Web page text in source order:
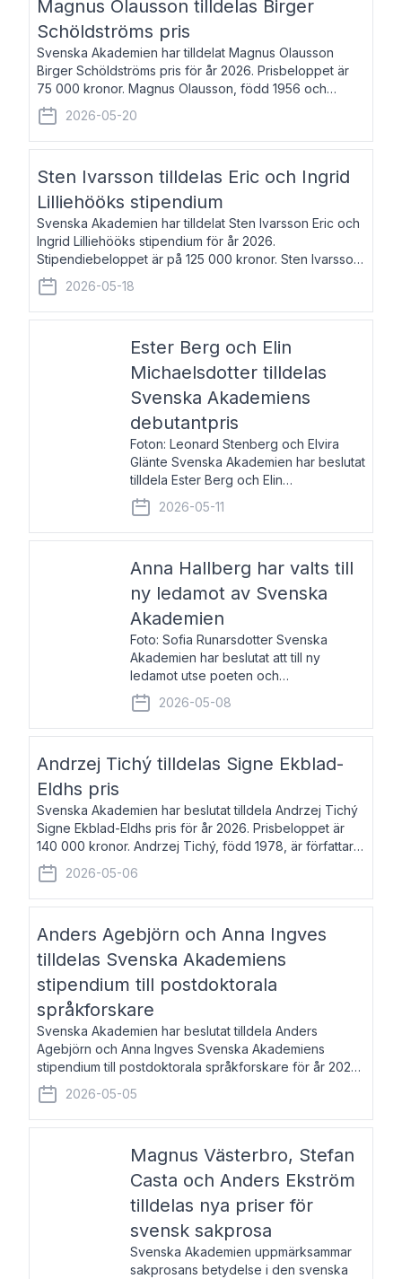
Magnus Olausson tilldelas Birger
Schöldströms pris
Svenska Akademien har tilldelat Magnus Olausson
Birger Schöldströms pris för år 2026. Prisbeloppet är
75 000 kronor. Magnus Olausson, född 1956 och
bosatt i Stockholm, är konstvetare, museiman och
hovman. Han disputerade 1993 vid Uppsala un
2026-05-20
Sten Ivarsson tilldelas Eric och Ingrid
Lilliehööks stipendium
Svenska Akademien har tilldelat Sten Ivarsson Eric och
Ingrid Lilliehööks stipendium för år 2026.
Stipendiebeloppet är på 125 000 kronor. Sten Ivarsson,
född 1979, är mediateksamordnare vid
Söderslättsgymnasiet i Trelleborg. Här har han på
2026-05-18
Ester Berg och Elin
Michaelsdotter tilldelas
Svenska Akademiens
debutantpris
Foton: Leonard Stenberg och Elvira
Glänte Svenska Akademien har beslutat
tilldela Ester Berg och Elin
Michaelsdotter Svenska Akademiens
debutantpris för år 2026. Priset är
nyinstiftat och syftar till att lyfta fram
2026-05-11
Anna Hallberg har valts till
ny ledamot av Svenska
Akademien
Foto: Sofia Runarsdotter Svenska
Akademien har beslutat att till ny
ledamot utse poeten och
litteraturkritikern Anna Hallberg. Hon
efterträder poeten Tua Forsström på
stol 18 och kommer att ta sitt inträde vid
2026-05-08
Andrzej Tichý tilldelas Signe Ekblad-
Eldhs pris
Svenska Akademien har beslutat tilldela Andrzej Tichý
Signe Ekblad-Eldhs pris för år 2026. Prisbeloppet är
140 000 kronor. Andrzej Tichý, född 1978, är författare
och kulturskribent. Han debuterade 2005 med den
lovordade romanen Sex liter l
2026-05-06
Anders Agebjörn och Anna Ingves
tilldelas Svenska Akademiens
stipendium till postdoktorala
språkforskare
Svenska Akademien har beslutat tilldela Anders
Agebjörn och Anna Ingves Svenska Akademiens
stipendium till postdoktorala språkforskare för år 2026.
Stipendiebeloppet är 75 000 kronor per mottagare.
Anders Agebjörn, född 1984, är universitet
2026-05-05
Magnus Västerbro, Stefan
Casta och Anders Ekström
tilldelas nya priser för
svensk sakprosa
Svenska Akademien uppmärksammar
sakprosans betydelse i den svenska